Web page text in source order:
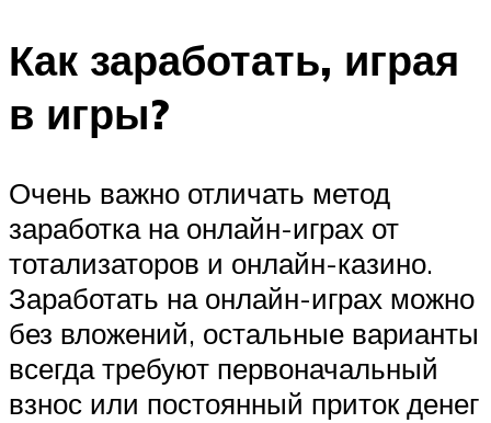
Как заработать, играя
в игры?
Очень важно отличать метод
заработка на онлайн-играх от
тотализаторов и онлайн-казино.
Заработать на онлайн-играх можно
без вложений, остальные варианты
всегда требуют первоначальный
взнос или постоянный приток денег